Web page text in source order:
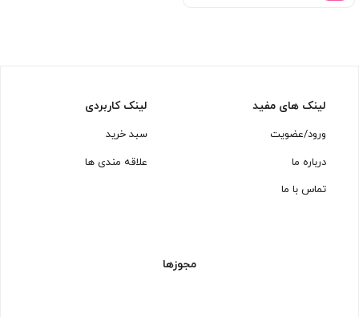
لینک های مفید
ورود/عضویت
درباره ما
تماس با ما
لینک کاربردی
سبد خرید
علاقه مندی ها
مجوزها